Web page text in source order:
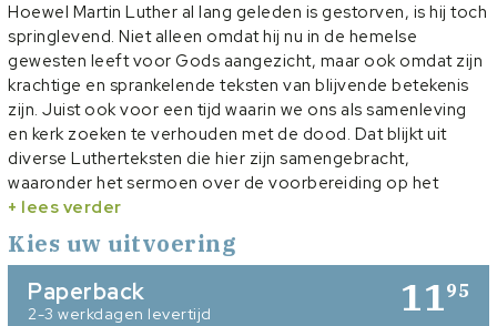
Hoewel Martin Luther al lang geleden is gestorven, is hij toch
springlevend. Niet alleen omdat hij nu in de hemelse
gewesten leeft voor Gods aangezicht, maar ook omdat zijn
krachtige en sprankelende teksten van blijvende betekenis
zijn. Juist ook voor een tijd waarin we ons als samenleving
en kerk zoeken te verhouden met de dood. Dat blijkt uit
diverse Lutherteksten die hier zijn samengebracht,
waaronder het sermoen over de voorbereiding op het
sterven dat Luther schreef in 1519 en dat het hart vormt van
dit boekje. In een afsluitend essay betoogt de auteur dat
elementen uit de stervenskunst van Luther een
(reformatorisch) antwoord vormen op het actuele ethische
vraagstuk van 'voltooid leven'.
+ lees verder
Kies uw uitvoering
1195
Paperback
2-3 werkdagen levertijd